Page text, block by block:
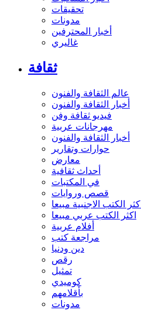
تحقيقات
مدونات
أخبار المحترفين
غاليري
ثقافة
عالم الثقافة والفنون
أخبار الثقافة والفنون
فيديو ثقافة وفن
مهرجانات عربية
أخبار الثقافة والفنون
حوارات وتقارير
معارض
أحداث ثقافية
في المكتبات
قصص وروايات
اكثر الكتب الاجنبية مبيعا
اكثر الكتب عربي مبيعا
أفلام عربية
مراجعة كتب
دين ودنيا
رقص
تمثيل
كوميدي
بأقلامهم
مدونات